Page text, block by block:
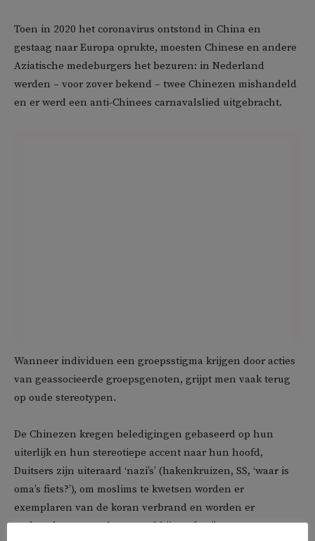
Toen in 2020 het coronavirus ontstond in China en
gestaag naar Europa oprukte, moesten Chinese en andere
Aziatische medeburgers het bezuren: in Nederland
werden – voor zover bekend – twee Chinezen mishandeld
en er werd een anti-Chinees carnavalslied uitgebracht.
Wanneer individuen een groepsstigma krijgen door acties
van geassocieerde groepsgenoten, grijpt men vaak terug
op oude stereotypen.
De Chinezen kregen beledigingen gebaseerd op hun
uiterlijk en hun stereotiepe accent naar hun hoofd,
Duitsers zijn uiteraard ‘nazi’s’ (hakenkruizen, SS, ‘waar is
oma’s fiets?’), om moslims te kwetsen worden er
exemplaren van de koran verbrand en worden er
varkenskoppen gedeponeerd bij moskeeën.